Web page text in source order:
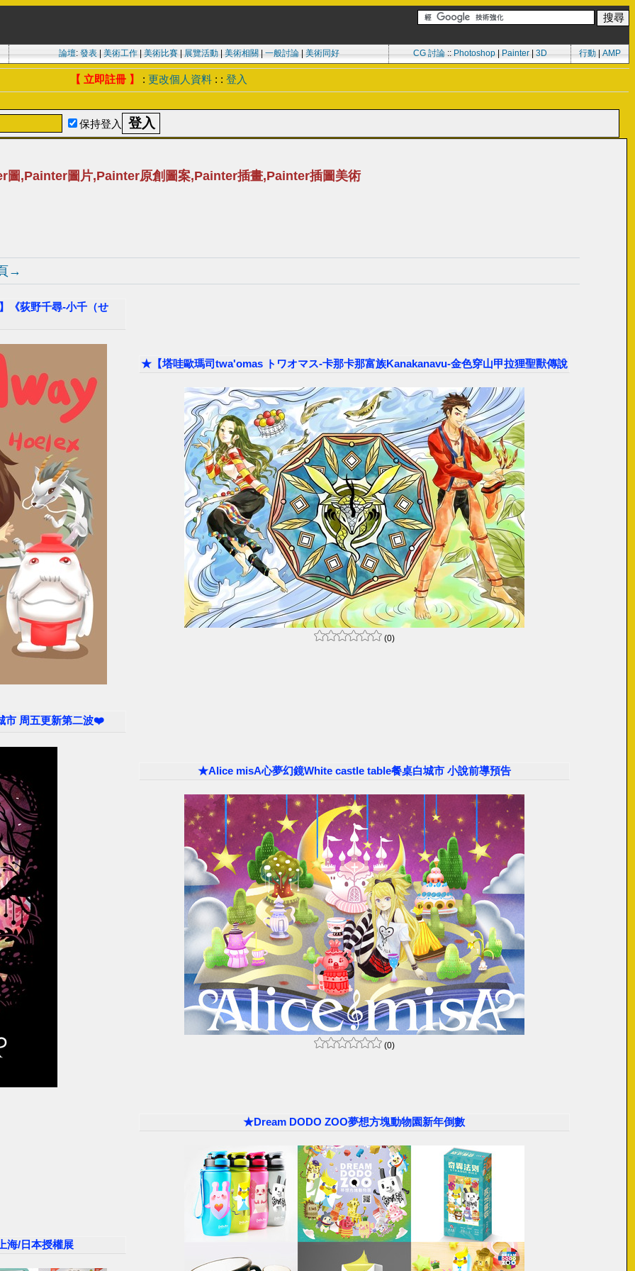
論壇: 發表| 美術工作| 美術比賽| 展覽活動| 美術相關 一般討論| 美術同好 CG 討論:: Photoshop| Painter| 3D 行動 AMP
【 立即註冊 】 : 更改個人資料 : : 登入
保持登入
,Painter圖片,Painter原創圖案,Painter插畫,Painter插圖美術
→
《荻野千尋-小千（せ
★【塔哇歐瑪司twa'omas トワオマス-卡那卡那富族Kanakanavu-金色穿山甲拉狸聖獸傳說
(0)
市 周五更新第二波❤️
★Alice misA心夢幻鏡White castle table餐桌白城市 小說前導預告
(0)
海/日本授權展
★Dream DODO ZOO夢想方塊動物園新年倒數